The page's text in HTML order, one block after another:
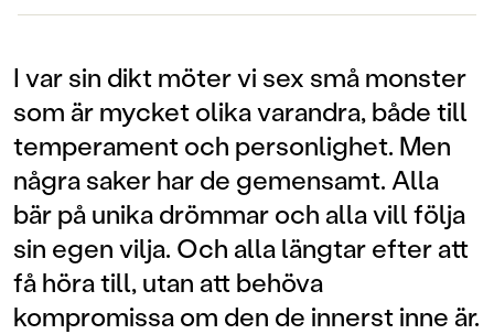
I var sin dikt möter vi sex små monster
som är mycket olika varandra, både till
temperament och personlighet. Men
några saker har de gemensamt. Alla
bär på unika drömmar och alla vill följa
sin egen vilja. Och alla längtar efter att
få höra till, utan att behöva
kompromissa om den de innerst inne är.